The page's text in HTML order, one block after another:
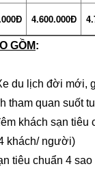
4.600.000Đ
GỒM:
du lịch đời mới,
tham quan suốt
khách sạn tiêu
khách/ người)
tiêu chuẩn 4